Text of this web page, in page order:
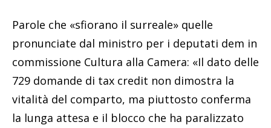
Parole che «sfiorano il surreale» quelle
pronunciate dal ministro per i deputati dem in
commissione Cultura alla Camera: «Il dato delle
729 domande di tax credit non dimostra la
vitalità del comparto, ma piuttosto conferma
la lunga attesa e il blocco che ha paralizzato